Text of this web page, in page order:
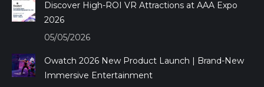
Discover High-ROI VR Attractions at AAA Expo
2026
05/05/2026
Owatch 2026 New Product Launch | Brand-New
Immersive Entertainment